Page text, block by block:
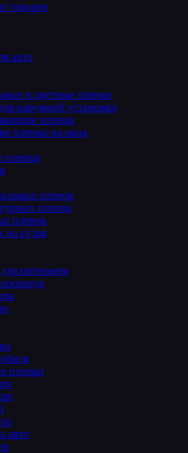
товаров
авто
и цветные пленки
наружной установки
пленки
пленки на окна
пленки
пленок
пленок
пленок
на кузов
интерьера
пленки
авто